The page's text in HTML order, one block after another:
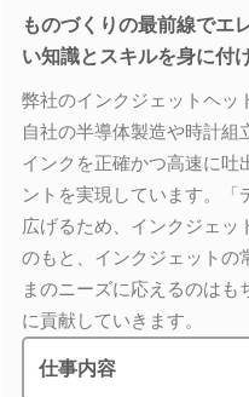
ものづくりの最前線でエ
い知識とスキルを身に付
弊社のインクジェットヘッ
自社の半導体製造や時計組
インクを正確かつ高速に吐
ントを実現しています。「
広げるため、インクジェッ
のもと、インクジェットの
まのニーズに応えるのはも
に貢献していきます。
仕事内容